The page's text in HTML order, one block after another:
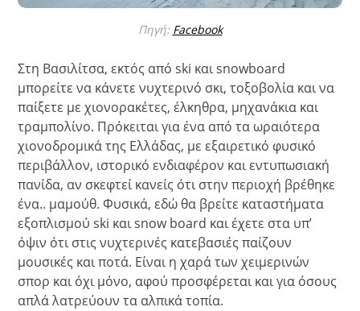
Πηγή: Facebook
Στη Βασιλίτσα, εκτός από ski και snowboard
μπορείτε να κάνετε νυχτερινό σκι, τοξοβολία και να
παίξετε με χιονορακέτες, έλκηθρα, μηχανάκια και
τραμπολίνο. Πρόκειται για ένα από τα ωραιότερα
χιονοδρομικά της Ελλάδας, με εξαιρετικό φυσικό
περιβάλλον, ιστορικό ενδιαφέρον και εντυπωσιακή
πανίδα, αν σκεφτεί κανείς ότι στην περιοχή βρέθηκε
ένα.. μαμούθ. Φυσικά, εδώ θα βρείτε καταστήματα
εξοπλισμού ski και snow board και έχετε στα υπ’
όψιν ότι στις νυχτερινές κατεβασιές παίζουν
μουσικές και ποτά. Είναι η χαρά των χειμερινών
σπορ και όχι μόνο, αφού προσφέρεται και για όσους
απλά λατρεύουν τα αλπικά τοπία.